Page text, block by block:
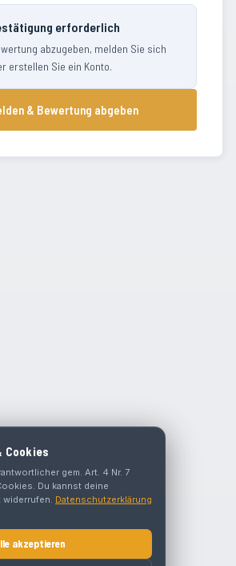
erforderlich
abzugeben, melden Sie sich
erstellen Sie ein Konto.
& Bewertung abgeben
Cookies
gem. Art. 4 Nr. 7
Du kannst deine
widerrufen. Datenschutzerklärung
akzeptieren